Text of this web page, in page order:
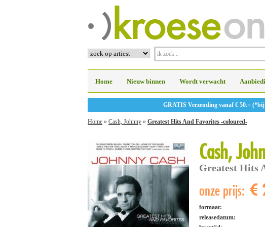
Home Nieuw binnen Wordt verwacht
GRATIS Verzending vanaf € 50.=
Home » Cash, Johnny » Greatest Hits And Favorites -coloured-
Cash,
Greatest Hits
onze prijs: €
formaat:
releasedatum: